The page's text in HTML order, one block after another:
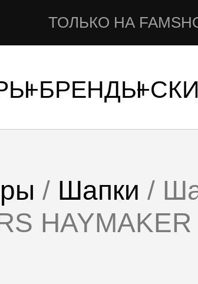
НА FAMSHOP.RU
БРЕНДЫ
/ Шапки /